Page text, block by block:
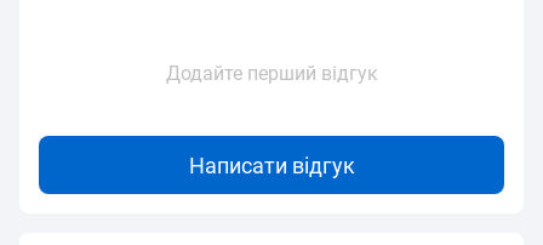
Додайте перший відгук
Написати відгук